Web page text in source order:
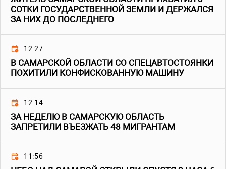
СОТКИ ГОСУДАРСТВЕННОЙ ЗЕМЛИ И ДЕРЖАЛСЯ
ЗА НИХ ДО ПОСЛЕДНЕГО
12:27
В САМАРСКОЙ ОБЛАСТИ СО СПЕЦАВТОСТОЯНКИ
ПОХИТИЛИ КОНФИСКОВАННУЮ МАШИНУ
12:14
ЗА НЕДЕЛЮ В САМАРСКУЮ ОБЛАСТЬ
ЗАПРЕТИЛИ ВЪЕЗЖАТЬ 48 МИГРАНТАМ
11:56